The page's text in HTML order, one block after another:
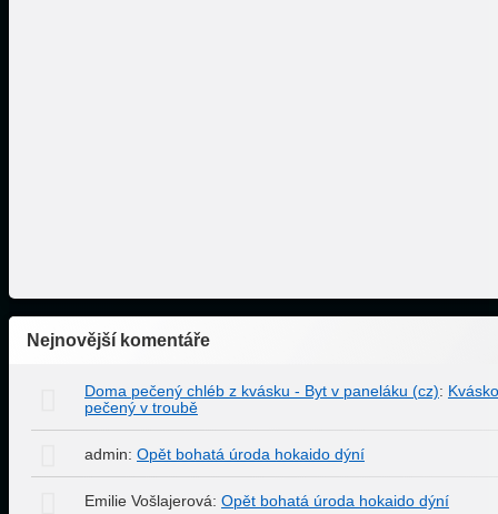
Nejnovější komentáře
Doma pečený chléb z kvásku - Byt v paneláku (cz):
pečený v troubě
admin: Opět bohatá úroda hokaido dýní
Emilie Vošlajerová: Opět bohatá úroda hokaido dýní